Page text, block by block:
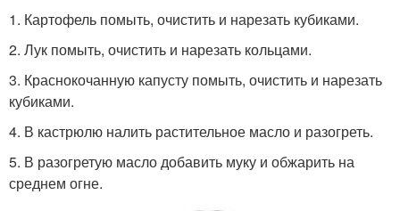
1. Картофель помыть, очистить и нарезать кубиками.
2. Лук помыть, очистить и нарезать кольцами.
3. Краснокочанную капусту помыть, очистить и нарезать
кубиками.
4. В кастрюлю налить растительное масло и разогреть.
5. В разогретую масло добавить муку и обжарить на
среднем огне.